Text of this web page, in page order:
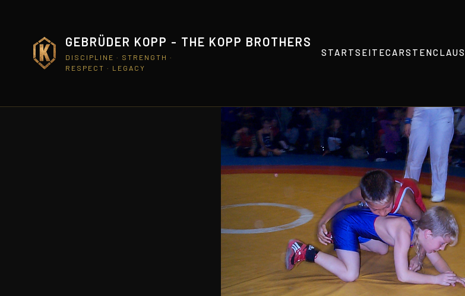
GEBRÜDER KOPP - THE KOPP BROTHERS
DISCIPLINE · STRENGTH ·
RESPECT · LEGACY
STARTSEITECARSTENCLAUS